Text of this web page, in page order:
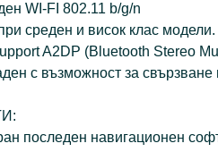
WI-FI 802.11 b/g/n
среден и висок клас модели.
A2DP (Bluetooth Stereo
с възможност за
последен навигационен